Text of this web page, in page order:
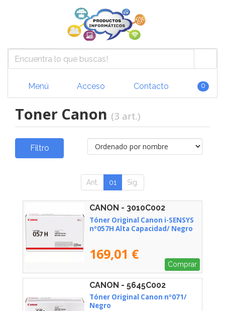
Menú Acceso Contacto 0
Toner Canon (3 art.)
Filtro
Ant. 01 Sig.
CANON - 3010C002
Tóner Original Canon i-SENSYS
nº057H Alta Capacidad/ Negro
169,01 €
Comprar
CANON - 5645C002
Tóner Original Canon nº071/
Negro